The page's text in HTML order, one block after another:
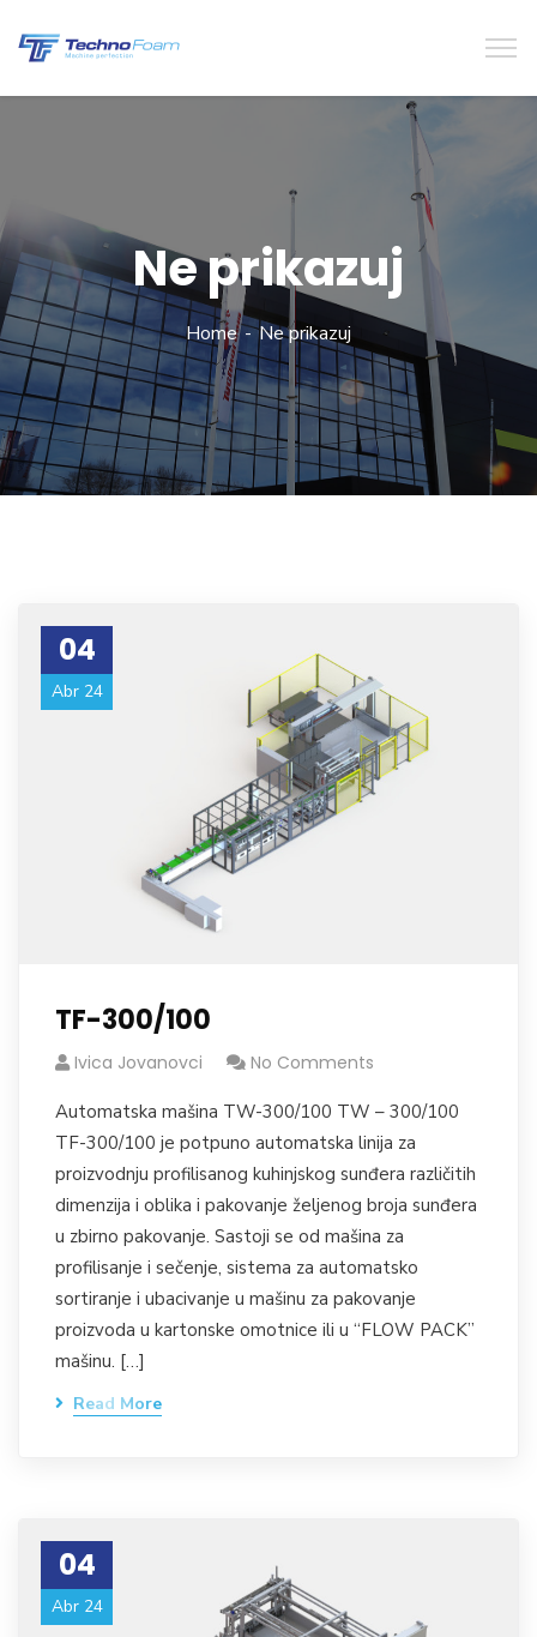
Ne prikazuj
Home Ne prikazuj
04
Abr 24
TF-300/100
Ivica Jovanovci No Comments
Automatska mašina TW-300/100 TW – 300/100
TF-300/100 je potpuno automatska linija za
proizvodnju profilisanog kuhinjskog sunđera različitih
dimenzija i oblika i pakovanje željenog broja sunđera
u zbirno pakovanje. Sastoji se od mašina za
profilisanje i sečenje, sistema za automatsko
sortiranje i ubacivanje u mašinu za pakovanje
proizvoda u kartonske omotnice ili u “FLOW PACK”
mašinu. […]
Read More
04
Abr 24